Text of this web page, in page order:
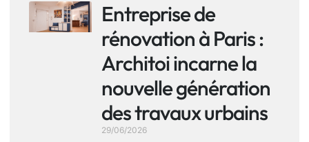
Entreprise de
rénovation à Paris :
Architoi incarne la
nouvelle génération
des travaux urbains
29/06/2026